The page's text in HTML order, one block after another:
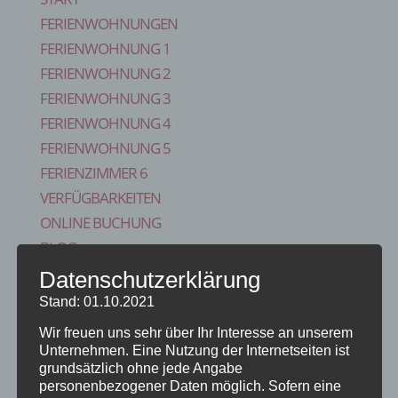
FERIENWOHNUNGEN
FERIENWOHNUNG 1
FERIENWOHNUNG 2
FERIENWOHNUNG 3
FERIENWOHNUNG 4
FERIENWOHNUNG 5
FERIENZIMMER 6
VERFÜGBARKEITEN
ONLINE BUCHUNG
BLOG
KONTAKT
FAQS
REISE VERSICHERUNG
IMPRESSUM
Seite wählen
Datenschutzerklärung
Stand: 01.10.2021
Wir freuen uns sehr über Ihr Interesse an unserem
Unternehmen. Eine Nutzung der Internetseiten ist
grundsätzlich ohne jede Angabe
personenbezogener Daten möglich. Sofern eine